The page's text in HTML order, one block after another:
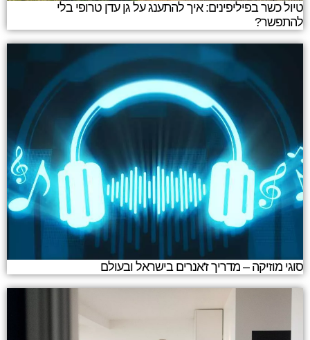
טיול כשר בפיליפינים: איך להתענג על גן עדן טרופי בלי
להתפשר?
סוגי מוזיקה – מדריך ז'אנרים בישראל ובעולם